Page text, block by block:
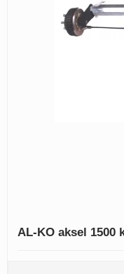
AL-KO aksel 1500